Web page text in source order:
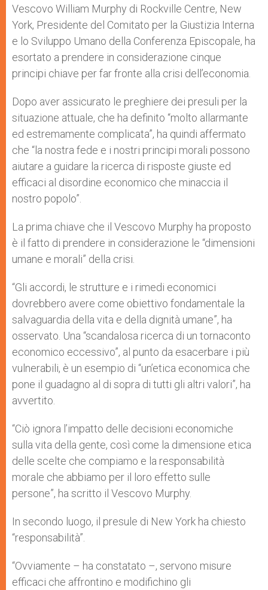
Vescovo William Murphy di Rockville Centre, New
York, Presidente del Comitato per la Giustizia Interna
e lo Sviluppo Umano della Conferenza Episcopale, ha
esortato a prendere in considerazione cinque
principi chiave per far fronte alla crisi dell’economia.
Dopo aver assicurato le preghiere dei presuli per la
situazione attuale, che ha definito “molto allarmante
ed estremamente complicata”, ha quindi affermato
che “la nostra fede e i nostri principi morali possono
aiutare a guidare la ricerca di risposte giuste ed
efficaci al disordine economico che minaccia il
nostro popolo”.
La prima chiave che il Vescovo Murphy ha proposto
è il fatto di prendere in considerazione le “dimensioni
umane e morali” della crisi.
“Gli accordi, le strutture e i rimedi economici
dovrebbero avere come obiettivo fondamentale la
salvaguardia della vita e della dignità umane”, ha
osservato. Una “scandalosa ricerca di un tornaconto
economico eccessivo”, al punto da esacerbare i più
vulnerabili, è un esempio di “un’etica economica che
pone il guadagno al di sopra di tutti gli altri valori”, ha
avvertito.
“Ciò ignora l’impatto delle decisioni economiche
sulla vita della gente, così come la dimensione etica
delle scelte che compiamo e la responsabilità
morale che abbiamo per il loro effetto sulle
persone”, ha scritto il Vescovo Murphy.
In secondo luogo, il presule di New York ha chiesto
“responsabilità”.
“Ovviamente – ha constatato –, servono misure
efficaci che affrontino e modifichino gli